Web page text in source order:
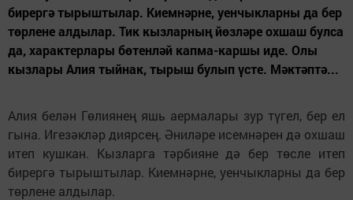
бирергә тырыштылар. Киемнәрне, уенчыкларны да бер
төрлене алдылар. Тик кызларның йөзләре охшаш булса
да, характерлары бөтенләй капма-каршы иде. Олы
кызлары Алия тыйнак, тырыш булып үсте. Мәктәптә...
Алия белән Гөлиянең яшь аермалары зур түгел, бер ел
гына. Игезәкләр диярсең. Әниләре исемнәрен дә охшаш
итеп кушкан. Кызларга тәрбияне дә бер төсле итеп
бирергә тырыштылар. Киемнәрне, уенчыкларны да бер
төрлене алдылар.